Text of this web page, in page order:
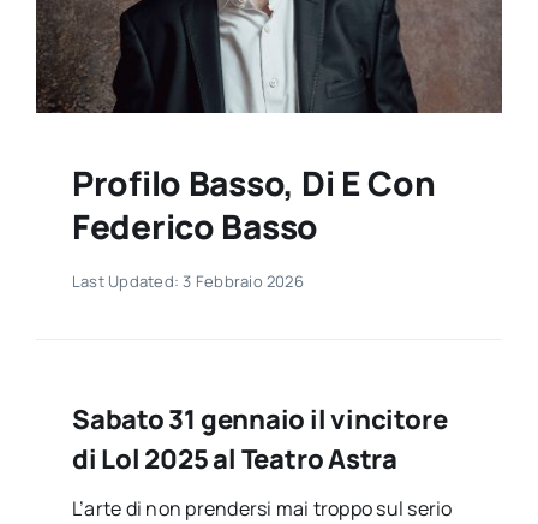
Contatti
Profilo Basso, Di E Con
Federico Basso
Last Updated: 3 Febbraio 2026
Sabato 31 gennaio il vincitore
di Lol 2025 al Teatro Astra
L’arte di non prendersi mai troppo sul serio